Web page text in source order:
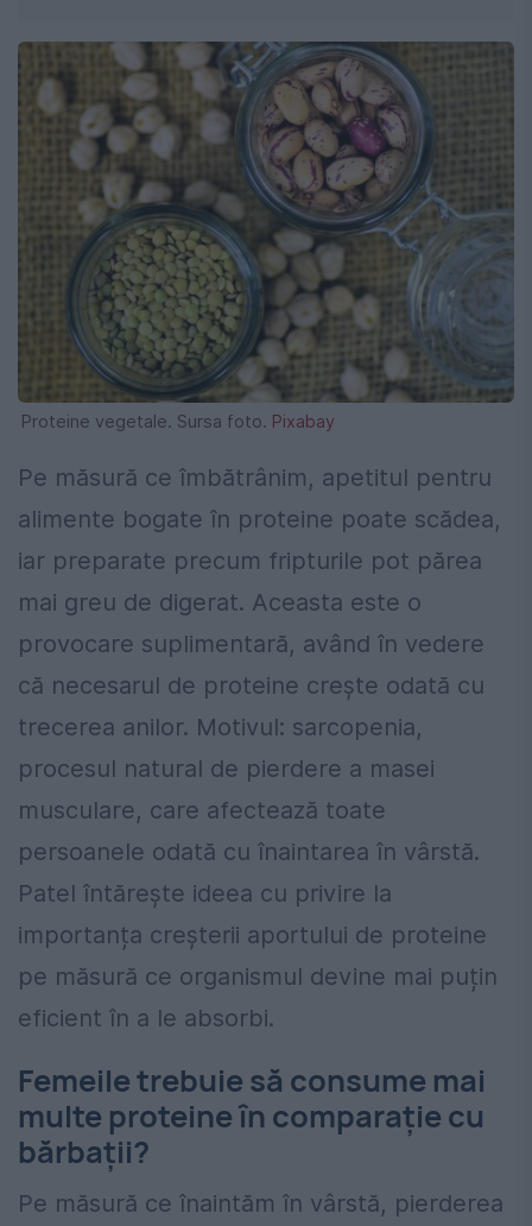
Proteine vegetale. Sursa foto. Pixabay
Pe măsură ce îmbătrânim, apetitul pentru
alimente bogate în proteine poate scădea,
iar preparate precum fripturile pot părea
mai greu de digerat. Aceasta este o
provocare suplimentară, având în vedere
că necesarul de proteine crește odată cu
trecerea anilor. Motivul: sarcopenia,
procesul natural de pierdere a masei
musculare, care afectează toate
persoanele odată cu înaintarea în vârstă.
Patel întărește ideea cu privire la
importanța creșterii aportului de proteine
pe măsură ce organismul devine mai puțin
eficient în a le absorbi.
Femeile trebuie să consume mai
multe proteine ​​în comparație cu
bărbații?
Pe măsură ce înaintăm în vârstă, pierderea